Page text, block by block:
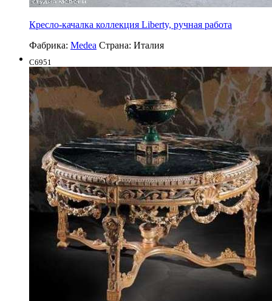
Кресло-качалка коллекция Liberty, ручная работа
Фабрика: Medea Страна: Италия
C6951